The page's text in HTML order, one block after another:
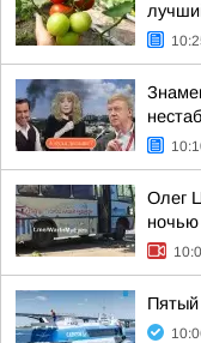
Олег
Пятый